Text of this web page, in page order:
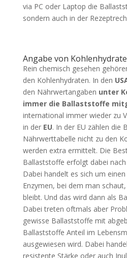
via PC oder Laptop die
sondern auch in der
Angabe von
Rein chemisch gesehen
den Kohlenhydraten. In den
den Nährwertangaben unter
immer die Ballaststoffe
international immer wieder zu
in der EU. In der EU zählen die
Nährwerttabelle nicht zu den
werden extra ermittelt. Die
Ballaststoffe erfolgt dabei
Dabei handelt es sich um
Enzymen, bei dem man
bleibt. Und das wird dann als
Dabei treten oftmals aber
gewisse Ballaststoffe mit
Ballaststoffe Anteil im
ausgewiesen wird. Dabei
resistente Stärke oder auch